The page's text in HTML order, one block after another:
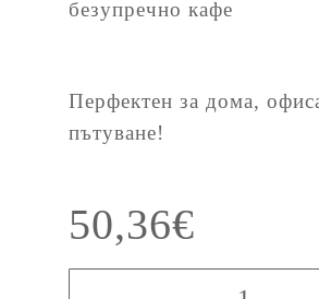
безупречно кафе
Перфектен за дома,
пътуване!
50,36€